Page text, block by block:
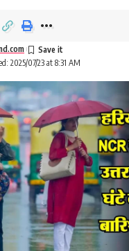
2025/07/23 at 8:31 AM